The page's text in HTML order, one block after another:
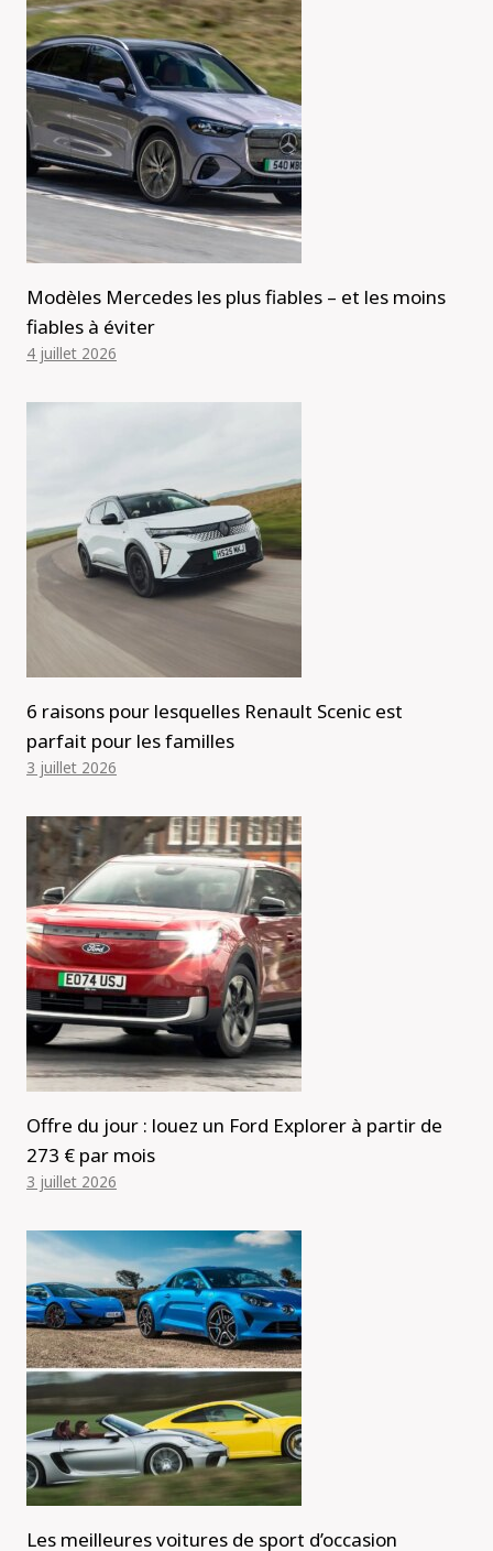
Modèles Mercedes les plus fiables – et les moins
fiables à éviter
4 juillet 2026
6 raisons pour lesquelles Renault Scenic est
parfait pour les familles
3 juillet 2026
Offre du jour : louez un Ford Explorer à partir de
273 € par mois
3 juillet 2026
Les meilleures voitures de sport d’occasion